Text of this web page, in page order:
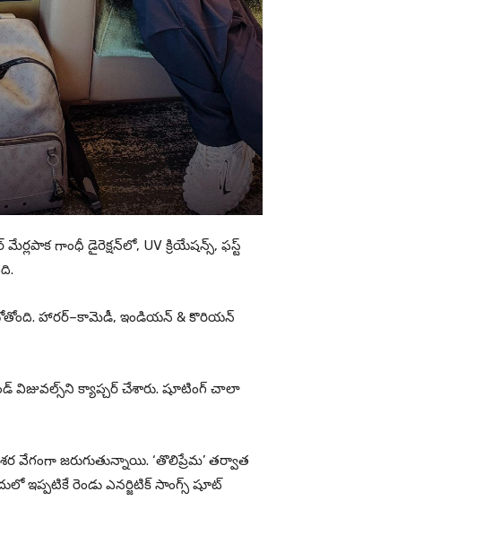
గాంధీ డైరెక్షన్‌లో, UV క్రియేషన్స్, ఫస్ట్
హారర్‌–కామెడీ, ఇండియన్ & కొరియన్
విజువల్స్‌ని క్యాప్చర్ చేశారు. షూటింగ్ చాలా
వేగంగా జరుగుతున్నాయి. ‘తొలిప్రేమ’ తర్వాత
ఇప్పటికే రెండు ఎనర్జిటిక్ సాంగ్స్ షూట్